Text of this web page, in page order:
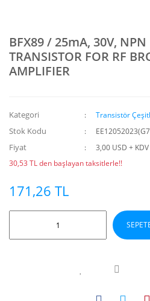
BFX89 / 25mA, 30V,
TRANSISTOR FOR RF
AMPLIFIER
Kategori Transistör
Stok Kodu
Fiyat
3,00 USD + KDV
30,53 TL den başlayan taksitlerle!!
171,26 TL